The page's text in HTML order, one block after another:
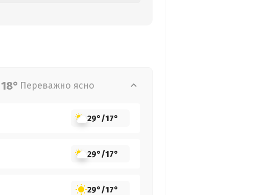
18° Переважно ясно
29°/17°
29°/17°
29°/17°